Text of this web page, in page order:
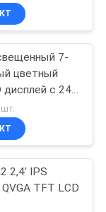
7-
цветный
дисплей с 24-
2,4′ IPS
TFT LCD